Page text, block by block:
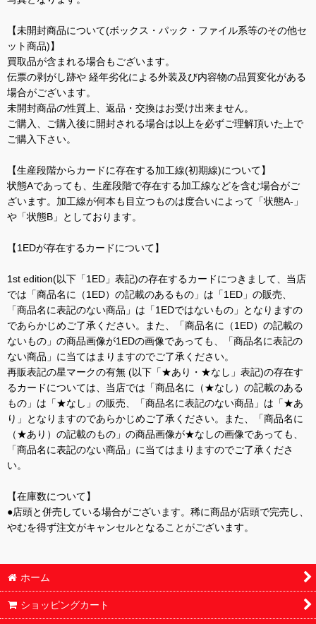
【未開封商品について(ボックス・パック・ファイル系等のその他セ
ット商品)】
買取品が含まれる場合もございます。
伝票の剥がし跡や 経年劣化による外装及び内容物の品質変化がある
場合がございます。
未開封商品の性質上、返品・交換はお受け出来ません。
ご購入、ご購入後に開封される場合は以上を必ずご理解頂いた上で
ご購入下さい。
【生産段階からカードに存在する加工線(初期線)について】
状態Aであっても、生産段階で存在する加工線などを含む場合がご
ざいます。加工線が何本も目立つものは度合いによって「状態A-」
や「状態B」としております。
【1EDが存在するカードについて】
1st edition(以下「1ED」表記)の存在するカードにつきまして、当店
では「商品名に（1ED）の記載のあるもの」は「1ED」の販売、
「商品名に表記のない商品」は「1EDではないもの」となりますの
であらかじめご了承ください。また、「商品名に（1ED）の記載の
ないもの」の商品画像が1EDの画像であっても、「商品名に表記の
ない商品」に当てはまりますのでご了承ください。
再販表記の星マークの有無 (以下「★あり・★なし」表記)の存在す
るカードについては、当店では「商品名に（★なし）の記載のある
もの」は「★なし」の販売、「商品名に表記のない商品」は「★あ
り」となりますのであらかじめご了承ください。また、「商品名に
（★あり）の記載のもの」の商品画像が★なしの画像であっても、
「商品名に表記のない商品」に当てはまりますのでご了承くださ
い。
【在庫数について】
●店頭と併売している場合がございます。稀に商品が店頭で完売し、
やむを得ず注文がキャンセルとなることがございます。
ホーム
ショッピングカート